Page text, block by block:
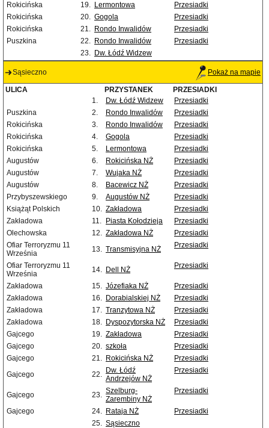
Rokicińska
19. Lermontowa
Przesiadki
Rokicińska
20. Gogola
Przesiadki
Rokicińska
21. Rondo Inwalidów
Przesiadki
Puszkina
22. Rondo Inwalidów
Przesiadki
23. Dw. Łódź Widzew
Sąsieczno Pokaż na mapie
ULICA PRZYSTANEK
PRZESIADKI
1.
Dw. Łódź Widzew
Przesiadki
Puszkina
2. Rondo Inwalidów
Przesiadki
Rokicińska
3. Rondo Inwalidów
Przesiadki
Rokicińska
4. Gogola
Przesiadki
Rokicińska
5. Lermontowa
Przesiadki
Augustów
6. Rokicińska NŻ
Przesiadki
Augustów
7. Wujaka NŻ
Przesiadki
Augustów
8. Bacewicz NŻ
Przesiadki
Przybyszewskiego
9. Augustów NŻ
Przesiadki
Książąt Polskich
10. Zakładowa
Przesiadki
Zakładowa
11. Piasta Kołodzieja
Przesiadki
Olechowska
12. Zakładowa NŻ
Przesiadki
Ofiar Terroryzmu 11
Września
13. Transmisyjna NŻ Przesiadki
Ofiar Terroryzmu 11
Września
14. Dell NŻ Przesiadki
Zakładowa 15. Józefiaka NŻ
Przesiadki
Zakładowa
16. Dorabialskiej NŻ
Przesiadki
Zakładowa
17. Tranzytowa NŻ
Przesiadki
Zakładowa
18. Dyspozytorska NŻ
Przesiadki
Gajcego
19. Zakładowa
Przesiadki
Gajcego
20. szkoła
Przesiadki
Gajcego
21. Rokicińska NŻ
Przesiadki
Gajcego
22. Dw. Łódź
Andrzejów NŻ
Przesiadki
Gajcego 23. Szelburg-
Zarembiny NŻ
Przesiadki
Gajcego 24. Rataja NŻ
Przesiadki
25. Sąsieczno